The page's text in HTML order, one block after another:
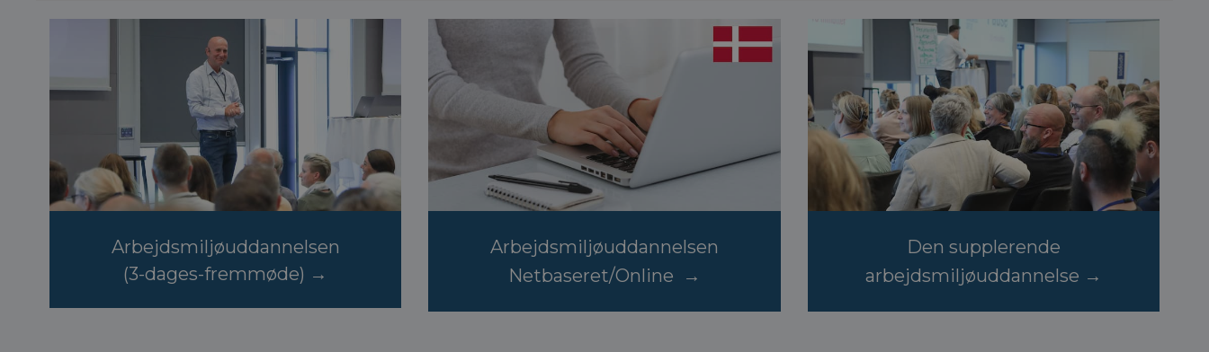
Arbejdsmiljøuddannelsen
(3-dages-fremmøde) →
Arbejdsmiljøuddannelsen
Netbaseret/Online →
Den supplerende
arbejdsmiljøuddannelse →